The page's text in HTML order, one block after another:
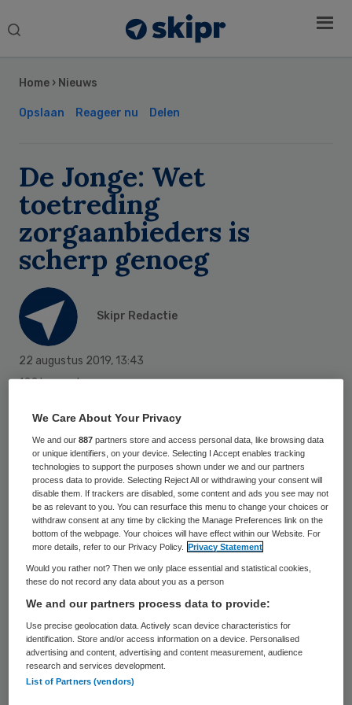
Search
Home › Nieuws
Opslaan Reageer nu Delen
De Jonge: Wet
toetreding
zorgaanbieders is
scherp genoeg
Skipr Redactie
22 augustus 2019, 13:43
122 keer gelezen
Er is geen reden het voorstel voor de Wet
toetreding zorgaanbieders aan te
scherpen. Dat stelt minister Hugo de Jonge
(Volksgezondheid, Welzijn en Sport) in
antwoord op Kamervragen.
Van fraude verdachte bestuurders van
zorgorganisaties zijn in de meeste gevallen
al eerder met justitie in aanraking geweest,
blijkt uitonderzoek van het Informatie
Knooppunt Zorgfraude(IKZ). De uitkomst
was voor Kamerleden Rutte en Hermans
Sidebar
We Care About Your Privacy
We and our887 partners store and access personal data, like browsing data
or unique identifiers, on your device. Selecting I Accept enables tracking
technologies to support the purposes shown under we and our partners
process data to provide. Selecting Reject All or withdrawing your consent will
disable them. If trackers are disabled, some content and ads you see may not
be as relevant to you. You can resurface this menu to change your choices or
withdraw consent at any time by clicking the Manage Preferences link on the
bottom of the webpage. Your choices will have effect within our Website. For
more details, refer to our Privacy Policy.
Privacy Statement
Would you rather not? Then we only place essential and statistical cookies,
these do not record any data about you as a person
We and our partners process data to provide:
Use precise geolocation data. Actively scan device characteristics for
identification. Store and/or access information on a device. Personalised
advertising and content, advertising and content measurement, audience
research and services development.
List of Partners (vendors)